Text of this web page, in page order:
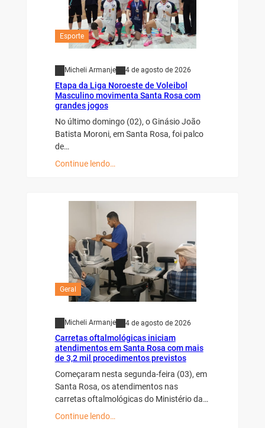
Esporte
Micheli Armanje 4 de agosto de 2026
Etapa da Liga Noroeste de Voleibol
Masculino movimenta Santa Rosa com
grandes jogos
No último domingo (02), o Ginásio João
Batista Moroni, em Santa Rosa, foi palco
de…
Continue lendo…
Geral
Micheli Armanje 4 de agosto de 2026
Carretas oftalmológicas iniciam
atendimentos em Santa Rosa com mais
de 3,2 mil procedimentos previstos
Começaram nesta segunda-feira (03), em
Santa Rosa, os atendimentos nas
carretas oftalmológicas do Ministério da…
Continue lendo…